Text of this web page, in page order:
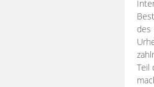
des
Teil